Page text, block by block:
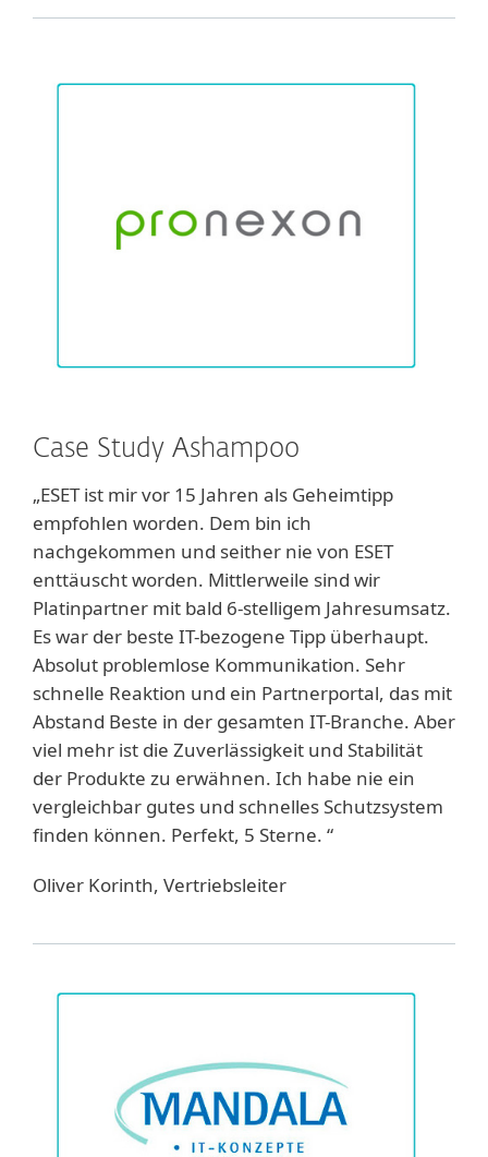
Case Study Ashampoo
„ESET ist mir vor 15 Jahren als Geheimtipp
empfohlen worden. Dem bin ich
nachgekommen und seither nie von ESET
enttäuscht worden. Mittlerweile sind wir
Platinpartner mit bald 6-stelligem Jahresumsatz.
Es war der beste IT-bezogene Tipp überhaupt.
Absolut problemlose Kommunikation. Sehr
schnelle Reaktion und ein Partnerportal, das mit
Abstand Beste in der gesamten IT-Branche. Aber
viel mehr ist die Zuverlässigkeit und Stabilität
der Produkte zu erwähnen. Ich habe nie ein
vergleichbar gutes und schnelles Schutzsystem
finden können. Perfekt, 5 Sterne. “
Oliver Korinth, Vertriebsleiter